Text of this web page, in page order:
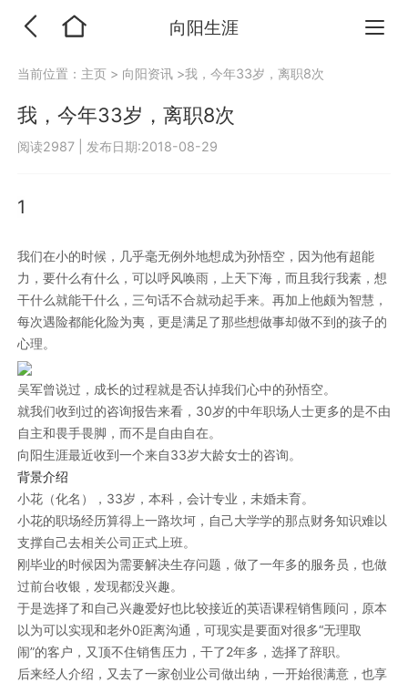
向阳生涯
当前位置： 主页 > 向阳资讯 >我，今年33岁，离职8次
我，今年33岁，离职8次
阅读2987 发布日期:2018-08-29
1
我们在小的时候，几乎毫无例外地想成为孙悟空，因为他有超能
力，要什么有什么，可以呼风唤雨，上天下海，而且我行我素，想
干什么就能干什么，三句话不合就动起手来。再加上他颇为智慧，
每次遇险都能化险为夷，更是满足了那些想做事却做不到的孩子的
心理。
吴军曾说过，成长的过程就是否认掉我们心中的孙悟空。
就我们收到过的咨询报告来看，30岁的中年职场人士更多的是不由
自主和畏手畏脚，而不是自由自在。
向阳生涯最近收到一个来自33岁大龄女士的咨询。
背景介绍
小花（化名），33岁，本科，会计专业，未婚未育。
小花的职场经历算得上一路坎坷，自己大学学的那点财务知识难以
支撑自己去相关公司正式上班。
刚毕业的时候因为需要解决生存问题，做了一年多的服务员，也做
过前台收银，发现都没兴趣。
于是选择了和自己兴趣爱好也比较接近的英语课程销售顾问，原本
以为可以实现和老外0距离沟通，可现实是要面对很多“无理取
闹”的客户，又顶不住销售压力，干了2年多，选择了辞职。
后来经人介绍，又去了一家创业公司做出纳，一开始很满意，也享